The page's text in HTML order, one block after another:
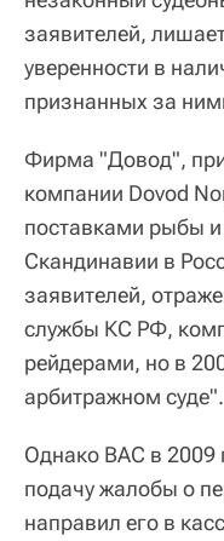
заявителей,
уверенности в
признанных за
Фирма "Довод",
компании Dovod
поставками рыбы
Скандинавии в
заявителей,
службы КС РФ,
рейдерами, но в
арбитражном суде".
Однако ВАС в 2009
подачу жалобы о
направил его в